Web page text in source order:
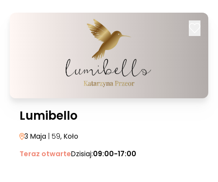
Lumibello
3 Maja | 59, Koło
Teraz otwarteDzisiaj:09:00-17:00